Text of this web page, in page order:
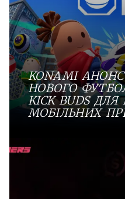
KONAMI
НОВОГО
KICK BUDS ДЛЯ
МОБІЛЬНИХ